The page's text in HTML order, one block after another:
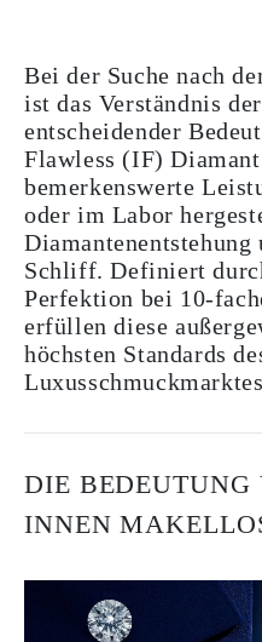
Bei der Suche nach
ist das Verständnis
entscheidender
Flawless (IF)
bemerkenswerte
oder im Labor
Schliff. Definiert
Perfektion bei 10-
erfüllen diese
höchsten Standards
DIE
INNEN